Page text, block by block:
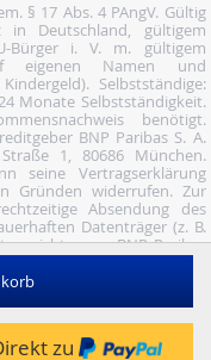
zu
§ 17 Abs. 4 PAngV. Gültig
Deutschland, gültigem
Bürger i. V. m. gültigem
eigenen Namen und
Selbstständige:
Monate Selbstständigkeit.
benötigt.
BNP Paribas S. A.
1, 80686 München.
seine Vertragserklärung
Gründen widerrufen. Zur
Absendung des
Datenträger (z. B.
zu richten an: BNP Paribas
5, 47051 Duisburg (Fax: 02
69 54-02; E- Mail:
versandkostenfrei.